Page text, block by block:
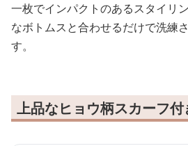
一枚でインパクトのあるスタイリ
なボトムスと合わせるだけで洗練
す。
上品なヒョウ柄スカーフ